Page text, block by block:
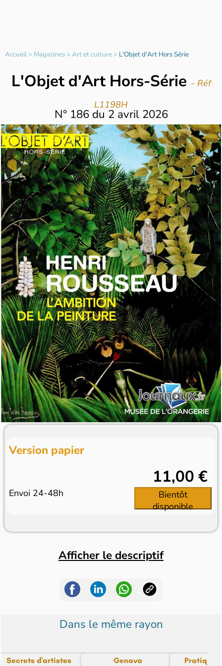
Accueil> Magazines>Art et culture> L'Objet d'Art Hors Série
L'Objet d'Art Hors-Série - Réf
L1198H
N° 186du 2 avril 2026
Version papier
Envoi 24-48h
11,00 €
Bientôt
disponible
Afficher le descriptif
Dans le même rayon
Secrets d'artistes Genava Pratique